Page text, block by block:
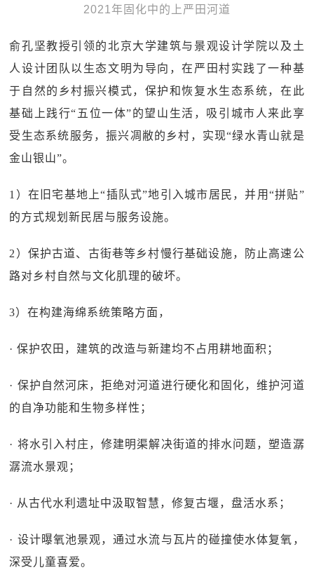
2021年固化中的上严田河道
俞孔坚教授引领的北京大学建筑与景观设计学院以及土
人设计团队以生态文明为导向，在严田村实践了一种基
于自然的乡村振兴模式，保护和恢复水生态系统，在此
基础上践行“五位一体”的望山生活，吸引城市人来此享
受生态系统服务，振兴凋敝的乡村，实现“绿水青山就是
金山银山”。
1）在旧宅基地上“插队式”地引入城市居民，并用“拼贴”
的方式规划新民居与服务设施。
2）保护古道、古街巷等乡村慢行基础设施，防止高速公
路对乡村自然与文化肌理的破坏。
3）在构建海绵系统策略方面，
· 保护农田，建筑的改造与新建均不占用耕地面积；
· 保护自然河床，拒绝对河道进行硬化和固化，维护河道
的自净功能和生物多样性；
· 将水引入村庄，修建明渠解决街道的排水问题，塑造潺
潺流水景观；
· 从古代水利遗址中汲取智慧，修复古堰，盘活水系；
· 设计曝氧池景观，通过水流与瓦片的碰撞使水体复氧，
深受儿童喜爱。